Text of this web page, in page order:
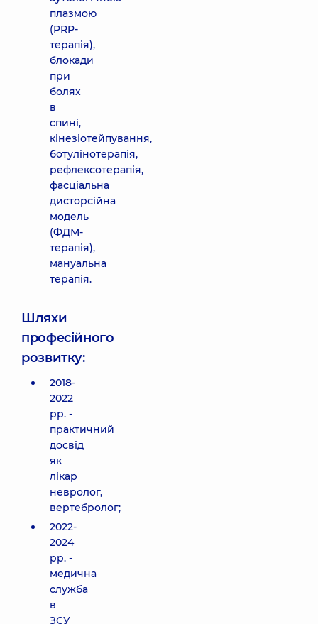
плазмою
(PRP-
терапія),
блокади
при
болях
в
спині,
кінезіотейпування,
ботулінотерапія,
рефлексотерапія,
фасціальна
дисторсійна
модель
(ФДМ-
терапія),
мануальна
терапія.
Шляхи
професійного
розвитку:
2018-
2022
рр. -
практичний
досвід
як
лікар
невролог,
вертебролог;
2022-
2024
рр. -
медична
служба
в
ЗСУ